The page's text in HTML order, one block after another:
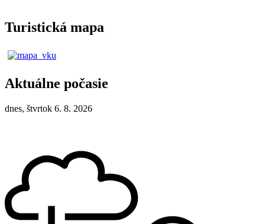
Turistická mapa
Aktuálne počasie
dnes, štvrtok 6. 8. 2026